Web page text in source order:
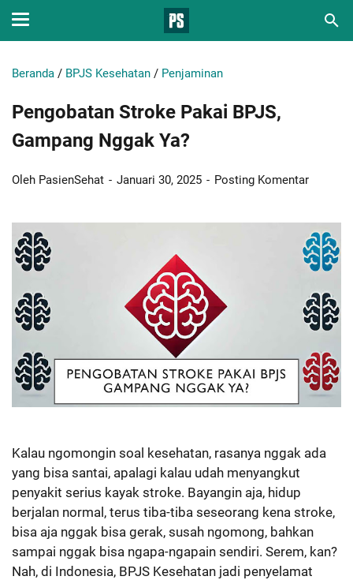
Beranda / BPJS Kesehatan / Penjaminan
Pengobatan Stroke Pakai BPJS,
Gampang Nggak Ya?
Oleh PasienSehat Januari 30, 2025 Posting Komentar
Kalau ngomongin soal kesehatan, rasanya nggak ada
yang bisa santai, apalagi kalau udah menyangkut
penyakit serius kayak stroke. Bayangin aja, hidup
berjalan normal, terus tiba-tiba seseorang kena stroke,
bisa aja nggak bisa gerak, susah ngomong, bahkan
sampai nggak bisa ngapa-ngapain sendiri. Serem, kan?
Nah, di Indonesia, BPJS Kesehatan jadi penyelamat